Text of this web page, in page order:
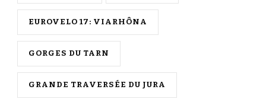
EUROVELO 17: VIARHÔNA
GORGES DU TARN
GRANDE TRAVERSÉE DU JURA